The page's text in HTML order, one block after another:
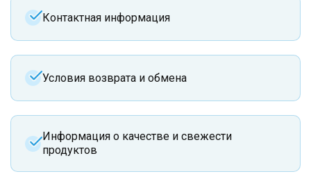
Контактная информация
Условия возврата и обмена
Информация о качестве и свежести
продуктов